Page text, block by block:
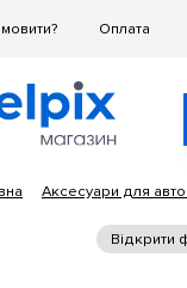
Оплата
Аксесуари для
Відкрити